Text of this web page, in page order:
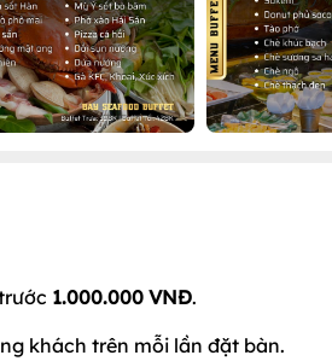
1.000.000 VNĐ.
khách trên mỗi lần đặt bàn.